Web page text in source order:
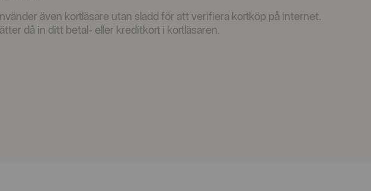
även kortläsare utan sladd för att verifiera kortköp på internet.
då in ditt betal- eller kreditkort i kortläsaren.